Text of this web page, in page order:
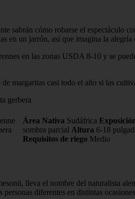
sabrán cómo robarse el espectáculo
en un jarrón, así que imagina la
en las zonas USDA 8-10 y se
de margaritas casi todo el año si las
gerbera
Área Nativa Sudáfrica
sombra parcial Altura 6-18
Requisitos de riego Medio
lleva el nombre del naturalista
personas diferentes en distintas